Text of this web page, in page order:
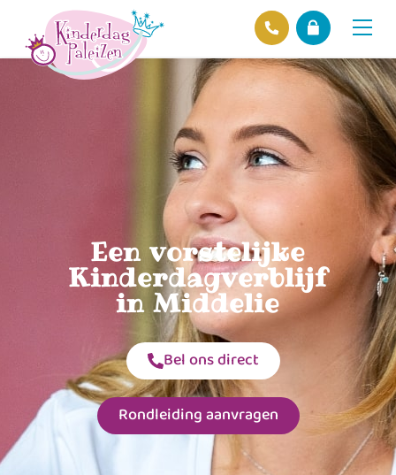
Een vorstelijke
Kinderdagverblijf
in Middelie
Bel ons direct
Rondleiding aanvragen